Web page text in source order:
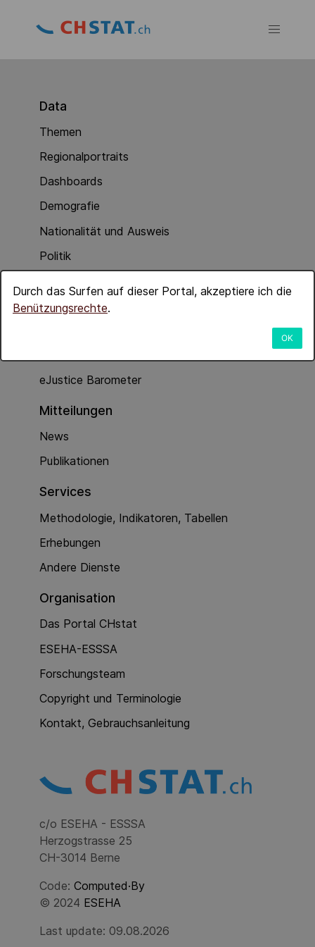
Durch das Surfen auf dieser Portal, akzeptiere ich die
Benützungsrechte.
OK
Data
Themen
Regionalportraits
Dashboards
Demografie
Nationalität und Ausweis
Politik
Wirtschaft
eJustice Barometer
Mitteilungen
News
Publikationen
Services
Methodologie, Indikatoren, Tabellen
Erhebungen
Andere Dienste
Organisation
Das Portal CHstat
ESEHA-ESSSA
Forschungsteam
Copyright und Terminologie
Kontakt, Gebrauchsanleitung
c/o ESEHA - ESSSA
Herzogstrasse 25
CH-3014 Berne
Code: Computed·By
© 2024 ESEHA
Last update: 09.08.2026